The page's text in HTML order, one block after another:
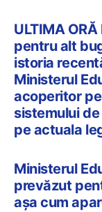
ULTIMA
pentru alt
istoria
Ministerul
acoperitor
sistemului
pe actuala
Ministerul
prevăzut
așa cum